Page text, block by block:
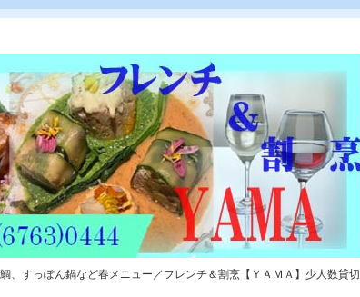
、すっぽん鍋など春メニュー／フレンチ＆割烹【ＹＡＭＡ】少人数貸切